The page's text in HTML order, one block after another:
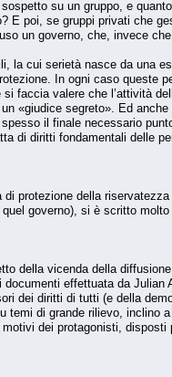
su un gruppo, e
E poi, se gruppi privati che
un governo, che, invece
la cui serietà nasce da una
In ogni caso queste
faccia valere che l’attività
«giudice segreto». Ed
il finale necessario
di diritti fondamentali delle
di protezione della
governo), si è scritto
della vicenda della
documenti effettuata da Julian
dei diritti di tutti (e della
temi di grande rilievo, inclino
dei protagonisti,